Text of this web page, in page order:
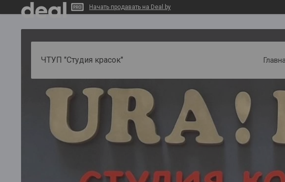
Начать продавать на Deal.by
ЧТУП "Студия красок"